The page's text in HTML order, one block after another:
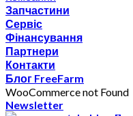
Запчастини
Сервіс
Фінансування
Партнери
Контакти
Блог FreeFarm
WooCommerce not Found
Newsletter